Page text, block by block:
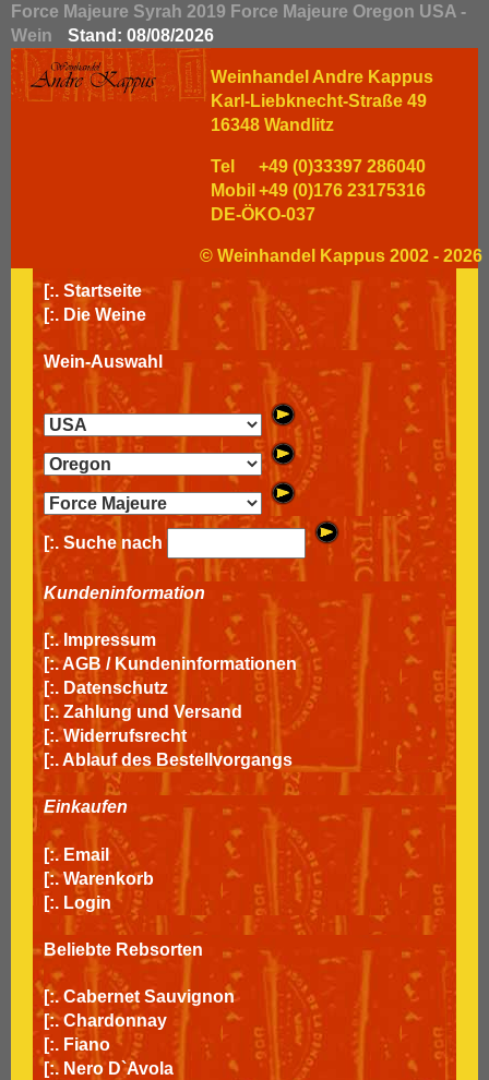
Force Majeure Syrah 2019 Force Majeure Oregon USA -
Wein
Stand: 08/08/2026
Weinhandel Andre Kappus
Karl-Liebknecht-Straße 49
16348 Wandlitz
Tel
+49 (0)33397 286040
Mobil +49 (0)176 23175316
DE-ÖKO-037
© Weinhandel Kappus 2002 - 2026
[:. Startseite
[:. Die Weine
Wein-Auswahl
[:. Suche nach
Kundeninformation
[:. Impressum
[:.AGB / Kundeninformationen
[:. Datenschutz
[:. Zahlung und Versand
[:. Widerrufsrecht
[:.Ablauf des Bestellvorgangs
Einkaufen
[:. Email
[:. Warenkorb
[:. Login
Beliebte Rebsorten
[:. Cabernet Sauvignon
[:. Chardonnay
[:. Fiano
[:. Nero D`Avola